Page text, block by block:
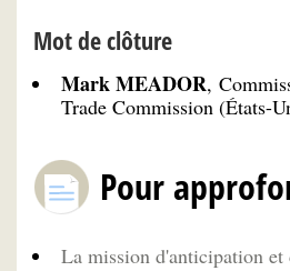
Mot de clôture
Mark MEADOR,
Trade Commission (États-
Pour
La mission d'anticipation